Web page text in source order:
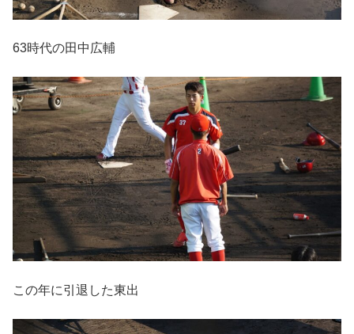
63時代の田中広輔
この年に引退した東出